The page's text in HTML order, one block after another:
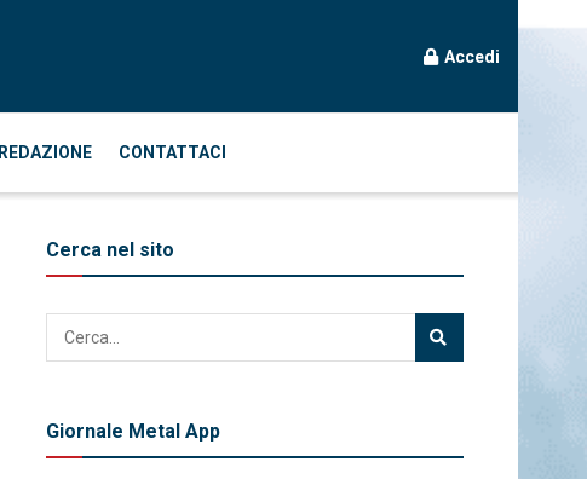
Accedi
REDAZIONE CONTATTACI
Cerca nel sito
Giornale Metal App